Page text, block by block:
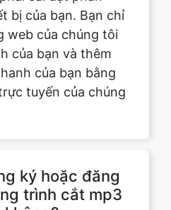
của bạn bằng
tuyến của chúng
ký hoặc đăng
phải đăng ký hoặc
tài khoản. Công